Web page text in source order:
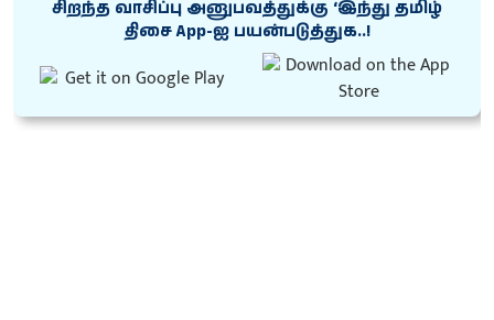
சிறந்த வாசிப்பு அனுபவத்துக்கு ‘இந்து தமிழ்
திசை App-ஐ பயன்படுத்துக..!